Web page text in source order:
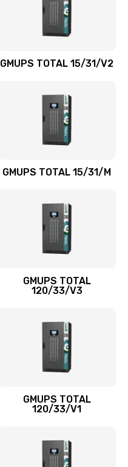
GMUPS TOTAL 15/31/V2
GMUPS TOTAL 15/31/M
GMUPS TOTAL
120/33/V3
GMUPS TOTAL
120/33/V1